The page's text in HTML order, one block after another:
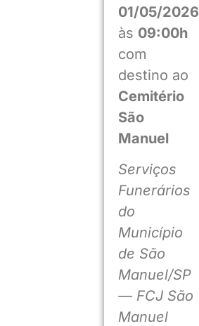
01/05/2026
às 09:00h
com
destino ao
Cemitério
São
Manuel
Serviços
Funerários
do
Município
de São
Manuel/SP
— FCJ São
Manuel